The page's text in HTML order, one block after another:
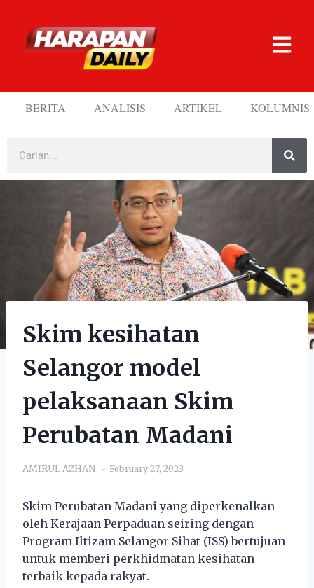
BERITA ANALISIS ARTIKEL KOLUMNIS
Skim kesihatan
Selangor model
pelaksanaan Skim
Perubatan Madani
AMIRUL AZHAN February 27, 2023
Skim Perubatan Madani yang diperkenalkan
oleh Kerajaan Perpaduan seiring dengan
Program Iltizam Selangor Sihat (ISS) bertujuan
untuk memberi perkhidmatan kesihatan
terbaik kepada rakyat.